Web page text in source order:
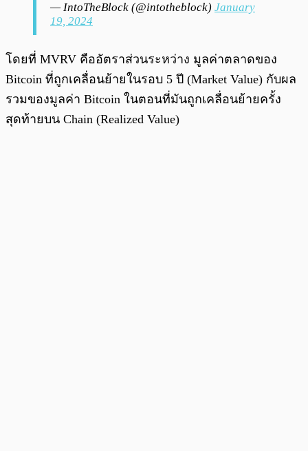
— IntoTheBlock (@intotheblock) January
19, 2024
โดยที่ MVRV คืออัตราส่วนระหว่าง มูลค่าตลาดของ
Bitcoin ที่ถูกเคลื่อนย้ายในรอบ 5 ปี (Market Value) กับผล
รวมของมูลค่า Bitcoin ในตอนที่มันถูกเคลื่อนย้ายครั้ง
สุดท้ายบน Chain (Realized Value)